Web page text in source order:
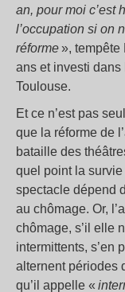
an, pour moi c’est
l’occupation si on
réforme», tempête
ans et investi dans
Toulouse.
Et ce n’est pas
que la réforme de
bataille des
quel point la survie
spectacle dépend
au chômage. Or,
chômage, s’il elle
intermittents, s’en
alternent périodes
qu’il appelle «